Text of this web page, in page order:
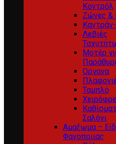
Κοντρόλ
Ζώνες &
Λεβιές
Μοτέρ
Οργανα
Ταμπλό
Σαλόνι
Αμαξωμα –
Φανοποιιας